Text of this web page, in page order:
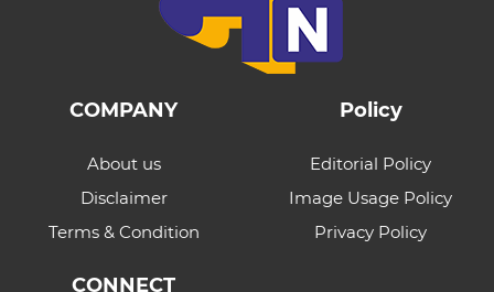
COMPANY
About us
Disclaimer
Terms & Condition
Policy
Editorial Policy
Image Usage Policy
Privacy Policy
CONNECT